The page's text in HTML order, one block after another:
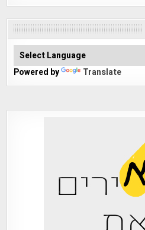
Powered by Translate